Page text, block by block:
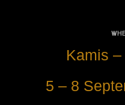
Kamis
5 – 8